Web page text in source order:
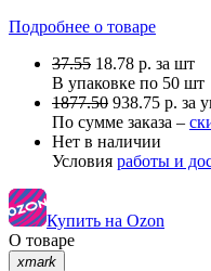
Подробнее о товаре
37.55 18.78 р. за шт
В упаковке по 50 шт
1877.50 938.75 р. за
По сумме заказа –
Нет в наличии
Условия работы и
Купить на Ozon
О товаре
xmark